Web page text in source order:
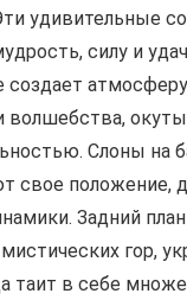
удивительные
силу и
создает атмосферу
волшебства,
Слоны на
свое положение,
Задний
гор,
таит в себе